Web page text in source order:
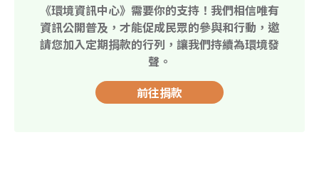
《環境資訊中心》需要你的支持！我們相信唯有
資訊公開普及，才能促成民眾的參與和行動，邀
請您加入定期捐款的行列，讓我們持續為環境發
聲。
前往捐款